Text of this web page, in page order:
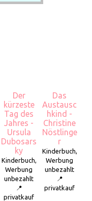
Der
kürzeste
Tag des
Jahres -
Ursula
Dubosars
ky
Kinderbuch,
Werbung
unbezahlt
📍
privatkauf
Das
Austausc
hkind -
Christine
Nöstlinge
r
Kinderbuch,
Werbung
unbezahlt
📍
privatkauf